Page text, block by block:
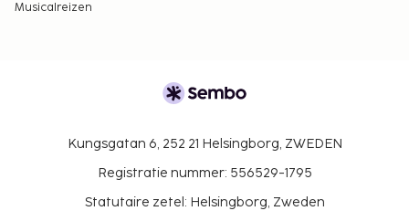
Musicalreizen
Kungsgatan 6, 252 21 Helsingborg, ZWEDEN
Registratie nummer: 556529-1795
Statutaire zetel: Helsingborg, Zweden